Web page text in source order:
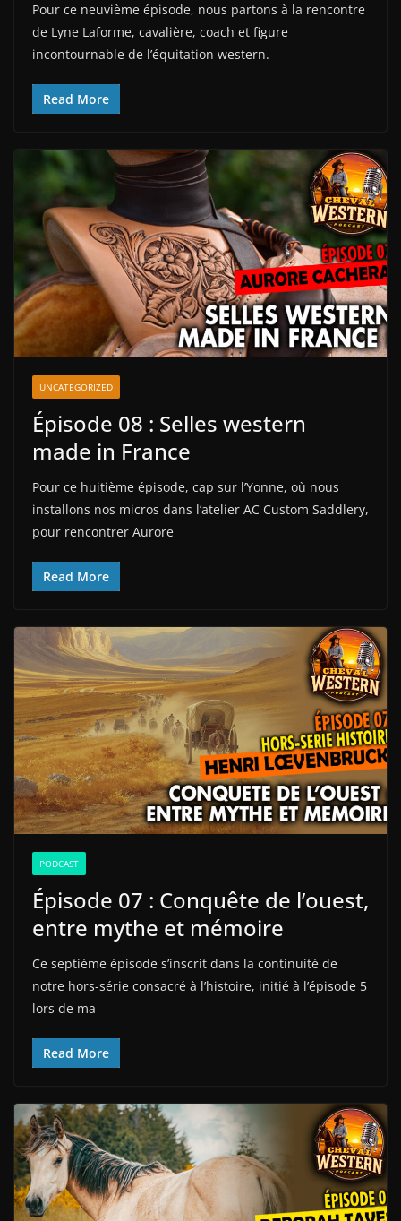
Pour ce neuvième épisode, nous partons à la rencontre
de Lyne Laforme, cavalière, coach et figure
incontournable de l’équitation western.
Read More
UNCATEGORIZED
Épisode 08 : Selles western
made in France
Pour ce huitième épisode, cap sur l’Yonne, où nous
installons nos micros dans l’atelier AC Custom Saddlery,
pour rencontrer Aurore
Read More
PODCAST
Épisode 07 : Conquête de l’ouest,
entre mythe et mémoire
Ce septième épisode s’inscrit dans la continuité de
notre hors-série consacré à l’histoire, initié à l’épisode 5
lors de ma
Read More